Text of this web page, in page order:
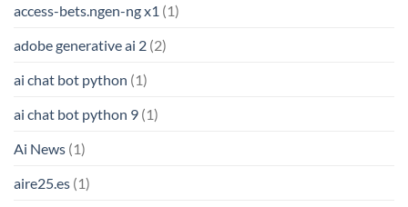
access-bets.ngen-ng x1 (1)
adobe generative ai 2 (2)
ai chat bot python (1)
ai chat bot python 9 (1)
Ai News (1)
aire25.es (1)